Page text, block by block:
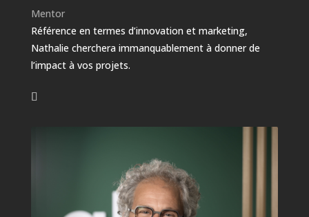
Mentor
Référence en termes d’innovation et marketing,
Nathalie cherchera immanquablement à donner de
l’impact à vos projets.